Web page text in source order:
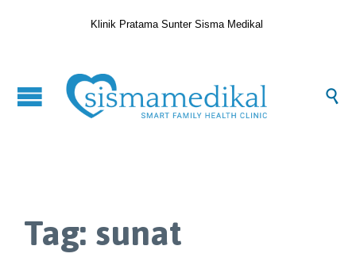
Klinik Pratama Sunter Sisma Medikal

Tag: sunat